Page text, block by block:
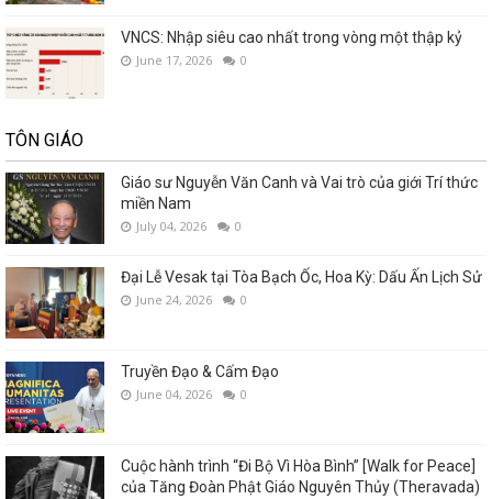
VNCS: Nhập siêu cao nhất trong vòng một thập kỷ
June 17, 2026 0
TÔN GIÁO
Giáo sư Nguyễn Văn Canh và Vai trò của giới Trí thức
miền Nam
July 04, 2026 0
Đại Lễ Vesak tại Tòa Bạch Ốc, Hoa Kỳ: Dấu Ấn Lịch Sử
June 24, 2026 0
Truyền Đạo & Cấm Đạo
June 04, 2026 0
Cuộc hành trình “Đi Bộ Vì Hòa Bình” [Walk for Peace]
của Tăng Đoàn Phật Giáo Nguyên Thủy (Theravada)